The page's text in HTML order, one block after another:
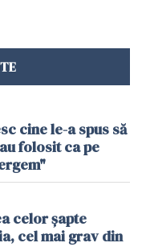
cine le-a spus să
folosit ca pe
celor șapte
cel mai grav din